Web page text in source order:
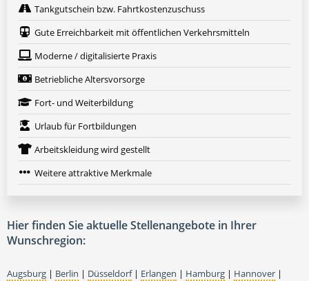
Tankgutschein bzw. Fahrtkostenzuschuss
Gute Erreichbarkeit mit öffentlichen Verkehrsmitteln
Moderne / digitalisierte Praxis
Betriebliche Altersvorsorge
Fort- und Weiterbildung
Urlaub für Fortbildungen
Arbeitskleidung wird gestellt
Weitere attraktive Merkmale
Hier finden Sie aktuelle Stellenangebote in Ihrer
Wunschregion:
Augsburg | Berlin | Düsseldorf| Erlangen | Hamburg | Hannover |